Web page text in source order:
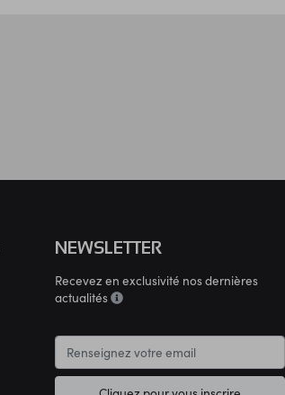
NEWSLETTER
Recevez en exclusivité nos dernières
actualités